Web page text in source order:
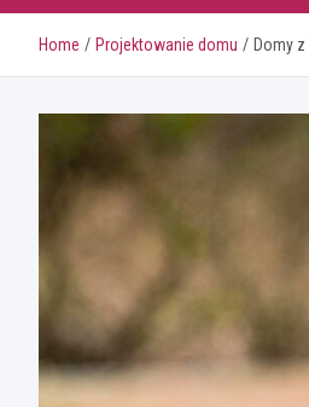
Home Projektowanie domu Domy